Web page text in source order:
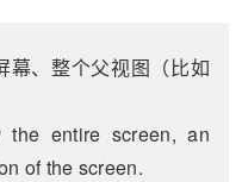
幕、整个父视图（比如
entire screen, an
of the screen.